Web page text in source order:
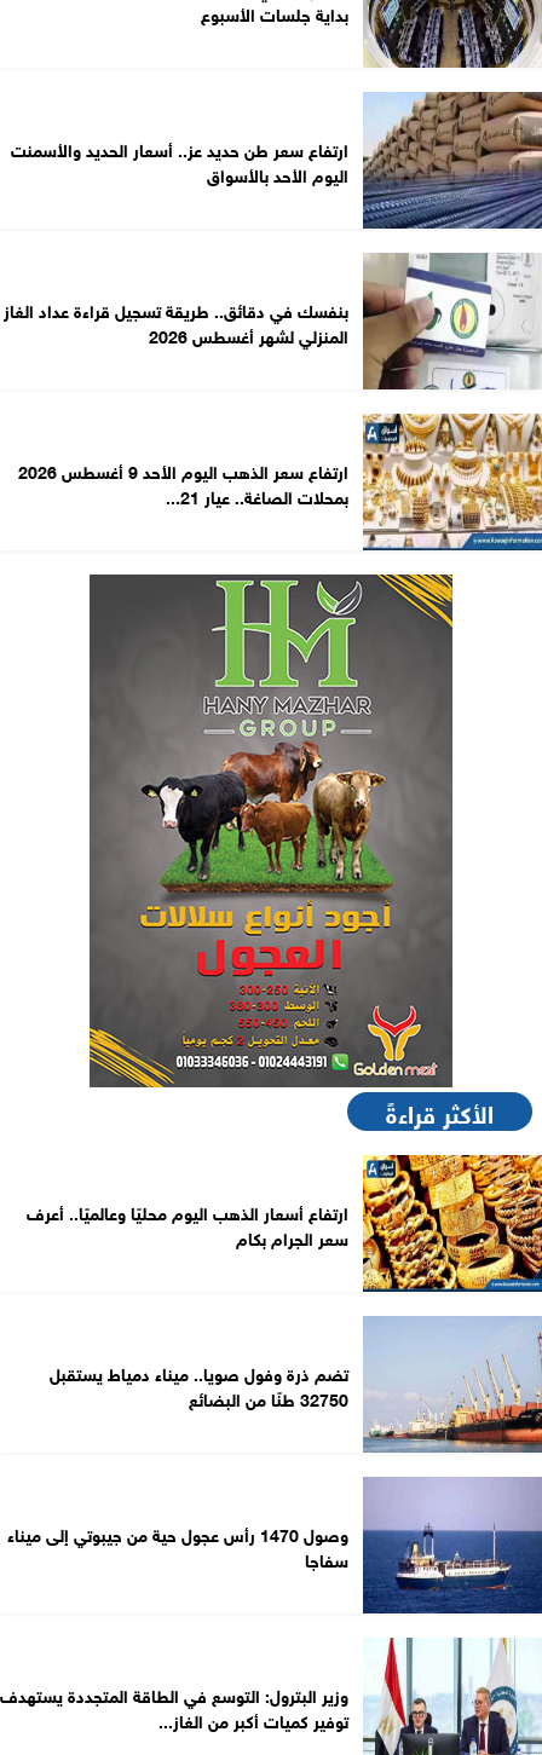
بداية جلسات الأسبوع
ارتفاع سعر طن حديد عز.. أسعار الحديد والأسمنت
اليوم الأحد بالأسواق
بنفسك في دقائق.. طريقة تسجيل قراءة عداد الغاز
المنزلي لشهر أغسطس 2026
ارتفاع سعر الذهب اليوم الأحد 9 أغسطس 2026
بمحلات الصاغة.. عيار 21...
الأكثر قراءةً
ارتفاع أسعار الذهب اليوم محليًا وعالميًا.. أعرف
سعر الجرام بكام
تضم ذرة وفول صويا.. ميناء دمياط يستقبل
32750 طنًا من البضائع
وصول 1470 رأس عجول حية من جيبوتي إلى ميناء
سفاجا
وزير البترول: التوسع في الطاقة المتجددة يستهدف
توفير كميات أكبر من الغاز...